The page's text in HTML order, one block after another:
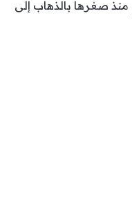
صغرها بالذهاب إلى